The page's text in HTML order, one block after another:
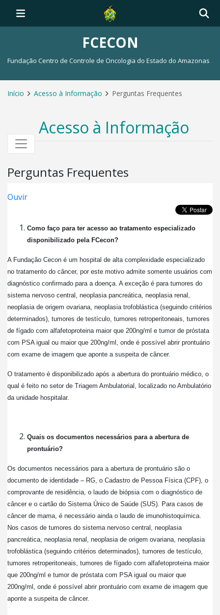
FCECON
Fundação Centro de Controle de Oncologia do Estado do Amazonas
Início Acesso à Informação Perguntas Frequentes
Acesso à Informação
Perguntas Frequentes
Ouvir
Como faço para ter acesso ao tratamento especializado
disponibilizado pela FCecon?
A Fundação Cecon é um hospital de alta complexidade especializado
no tratamento do câncer, por este motivo admite somente usuários com
diagnóstico confirmado para a doença. A exceção é para tumores do
sistema nervoso central, neoplasia pancreática, neoplasia renal,
neoplasia de origem ovariana, neoplasia trofoblástica (seguindo critérios
determinados), tumores de testículo, tumores retroperitoneais, tumores
de fígado com alfafetoproteina maior que 200ng/ml e tumor de próstata
com PSA igual ou maior que 200ng/ml, onde é possível abrir prontuário
com exame de imagem que aponte a suspeita de câncer.
O tratamento é disponibilizado após a abertura do prontuário médico, o
qual é feito no setor de Triagem Ambulatorial, localizado no Ambulatório
da unidade hospitalar.
Quais os documentos necessários para a abertura de
prontuário?
Os documentos necessários para a abertura de prontuário são o
documento de identidade – RG, o Cadastro de Pessoa Física (CPF), o
comprovante de residência, o laudo de biópsia com o diagnóstico de
câncer e o cartão do Sistema Único de Saúde (SUS). Para casos de
câncer de mama, é necessário ainda o laudo de imunohistoquímica.
Nos casos de tumores do sistema nervoso central, neoplasia
pancreática, neoplasia renal, neoplasia de origem ovariana, neoplasia
trofoblástica (seguindo critérios determinados), tumores de testículo,
tumores retroperitoneais, tumores de fígado com alfafetoproteina maior
que 200ng/ml e tumor de próstata com PSA igual ou maior que
200ng/ml, onde é possível abrir prontuário com exame de imagem que
aponte a suspeita de câncer.